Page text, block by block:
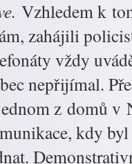
Vzhledem k
zahájili
vždy
nepřijímal.
z domů v
kdy